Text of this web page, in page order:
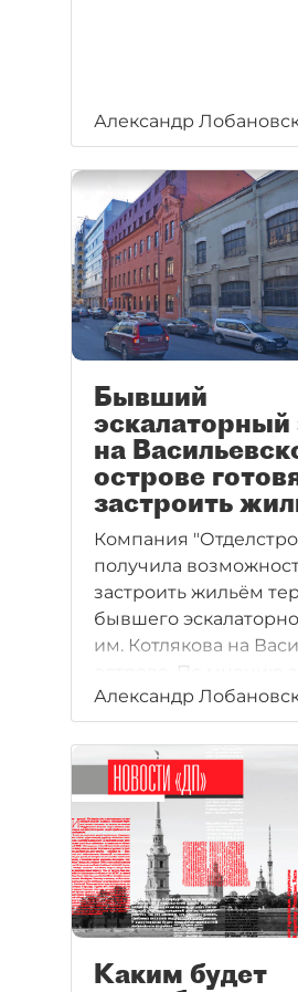
Александр
Бывший
эскалаторный
на
острове
застроить
Компания
получила
застроить жильём
бывшего
им. Котлякова на
острове. По мнению
там может быть
проект бизнес-
инвестиций
млрд рублей.
Александр
Каким будет